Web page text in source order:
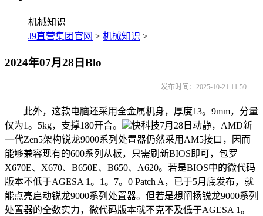
机械知识
J9直营集团官网 > 机械知识 >
2024年07月28日Blo
发布时间：2025-10-21 11:50
此外，这款电脑还采用全金属机身，厚度13。9mm，分量
仅为1。5kg，支撑180开合。
快科技7月28日动静，AMD新
一代Zen5架构锐龙9000系列处置器仍然采用AM5接口，因而
能够兼容现有的600系列从板，只需刷新BIOS即可，包罗
X670E、X670、B650E、B650、A620。若是BIOS中的微代码
版本不低于AGESA 1。1。7。0 Patch A，已于5月底发布，就
能点亮启动锐龙9000系列处置器。但若是想阐扬锐龙9000系列
处置器的全数实力，微代码版本就不克不及低于AGESA 1。